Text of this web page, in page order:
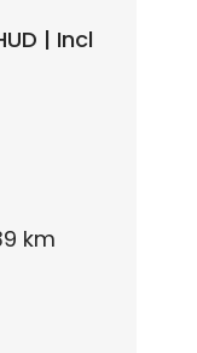
| Incl
km